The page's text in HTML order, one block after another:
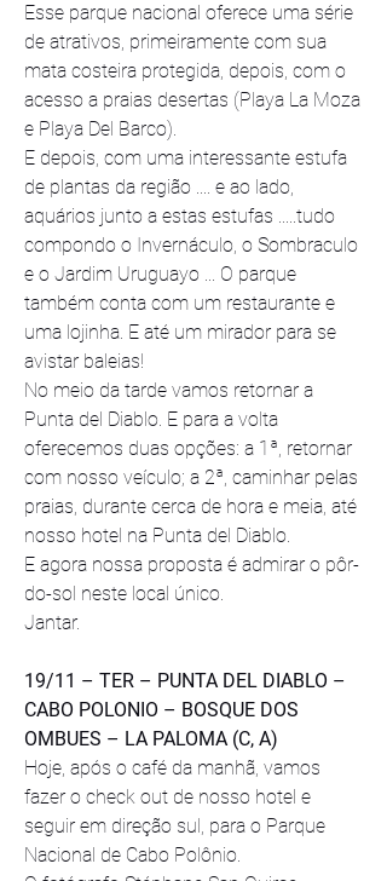
Esse parque nacional oferece uma série
de atrativos, primeiramente com sua
mata costeira protegida, depois, com o
acesso a praias desertas (Playa La Moza
e Playa Del Barco).
E depois, com uma interessante estufa
de plantas da região .... e ao lado,
aquários junto a estas estufas .....tudo
compondo o Invernáculo, o Sombraculo
e o Jardim Uruguayo ... O parque
também conta com um restaurante e
uma lojinha. E até um mirador para se
avistar baleias!
No meio da tarde vamos retornar a
Punta del Diablo. E para a volta
oferecemos duas opções: a 1ª, retornar
com nosso veículo; a 2ª, caminhar pelas
praias, durante cerca de hora e meia, até
nosso hotel na Punta del Diablo.
E agora nossa proposta é admirar o pôr-
do-sol neste local único.
Jantar.
19/11 – TER – PUNTA DEL DIABLO –
CABO POLONIO – BOSQUE DOS
OMBUES – LA PALOMA (C, A)
Hoje, após o café da manhã, vamos
fazer o check out de nosso hotel e
seguir em direção sul, para o Parque
Nacional de Cabo Polônio.